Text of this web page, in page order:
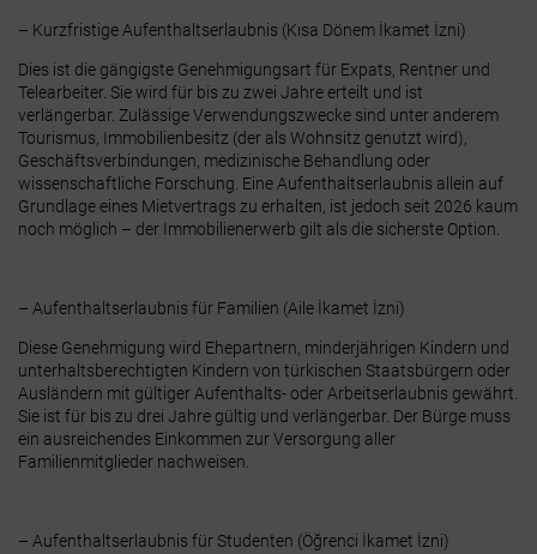
– Kurzfristige Aufenthaltserlaubnis (Kısa Dönem İkamet İzni)
Dies ist die gängigste Genehmigungsart für Expats, Rentner und
Telearbeiter. Sie wird für bis zu zwei Jahre erteilt und ist
verlängerbar. Zulässige Verwendungszwecke sind unter anderem
Tourismus, Immobilienbesitz (der als Wohnsitz genutzt wird),
Geschäftsverbindungen, medizinische Behandlung oder
wissenschaftliche Forschung. Eine Aufenthaltserlaubnis allein auf
Grundlage eines Mietvertrags zu erhalten, ist jedoch seit 2026 kaum
noch möglich – der Immobilienerwerb gilt als die sicherste Option.
– Aufenthaltserlaubnis für Familien (Aile İkamet İzni)
Diese Genehmigung wird Ehepartnern, minderjährigen Kindern und
unterhaltsberechtigten Kindern von türkischen Staatsbürgern oder
Ausländern mit gültiger Aufenthalts- oder Arbeitserlaubnis gewährt.
Sie ist für bis zu drei Jahre gültig und verlängerbar. Der Bürge muss
ein ausreichendes Einkommen zur Versorgung aller
Familienmitglieder nachweisen.
– Aufenthaltserlaubnis für Studenten (Öğrenci İkamet İzni)